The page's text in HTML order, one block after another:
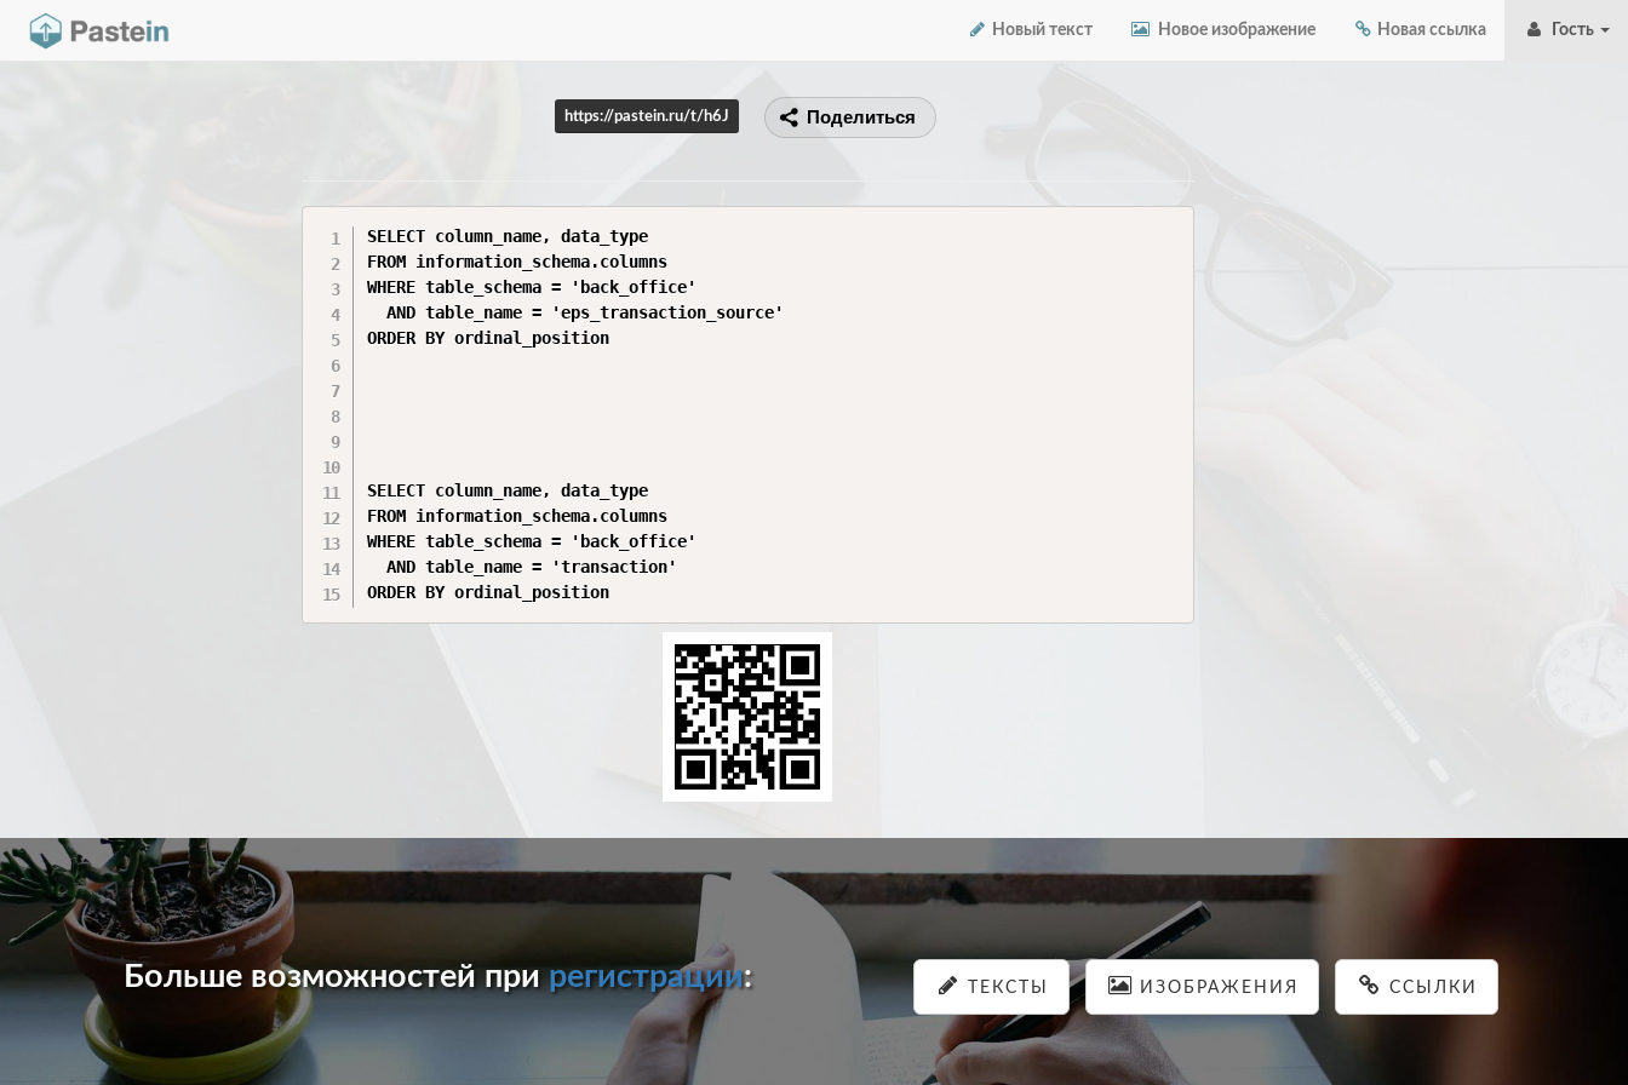
Новый текст Новое изображение Новая ссылка Гость
https://pastein.ru/t/h6J Поделиться
SELECT column_name, data_type
FROM information_schema.columns
WHERE table_schema = 'back_office'
  AND table_name = 'eps_transaction_source'
ORDER BY ordinal_position
SELECT column_name, data_type
FROM information_schema.columns
WHERE table_schema = 'back_office'
  AND table_name = 'transaction'
Больше возможностей прирегистрации: ТЕКСТЫ ИЗОБРАЖЕНИЯ ССЫЛКИ